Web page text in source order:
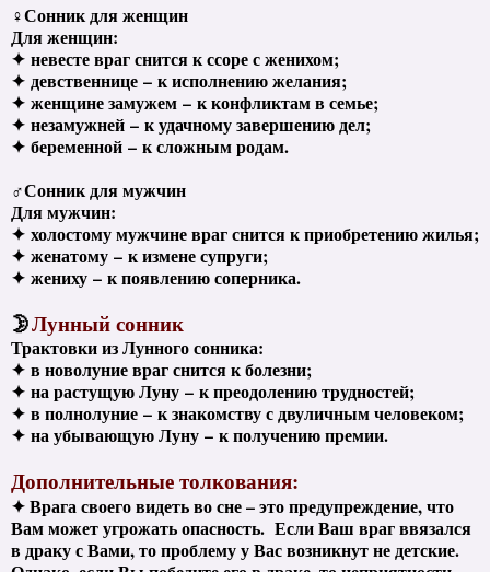
♀Сонник для женщин
Для женщин:
✦ невесте враг снится к ссоре с женихом;
✦ девственнице – к исполнению желания;
✦ женщине замужем – к конфликтам в семье;
✦ незамужней – к удачному завершению дел;
✦ беременной – к сложным родам.
♂Сонник для мужчин
Для мужчин:
✦ холостому мужчине враг снится к приобретению жилья;
✦ женатому – к измене супруги;
✦ жениху – к появлению соперника.
🌛Лунный сонник
Трактовки из Лунного сонника:
✦ в новолуние враг снится к болезни;
✦ на растущую Луну – к преодолению трудностей;
✦ в полнолуние – к знакомству с двуличным человеком;
✦ на убывающую Луну – к получению премии.
Дополнительные толкования:
✦ Врага своего видеть во сне – это предупреждение, что
Вам может угрожать опасность. Если Ваш враг ввязался
в драку с Вами, то проблему у Вас возникнут не детские.